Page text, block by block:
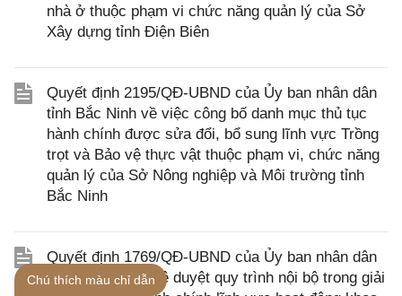
nhà ở thuộc phạm vi chức năng quản lý của Sở
Xây dựng tỉnh Điện Biên
Quyết định 2195/QĐ-UBND của Ủy ban nhân dân
tỉnh Bắc Ninh về việc công bố danh mục thủ tục
hành chính được sửa đổi, bổ sung lĩnh vực Trồng
trọt và Bảo vệ thực vật thuộc phạm vi, chức năng
quản lý của Sở Nông nghiệp và Môi trường tỉnh
Bắc Ninh
Quyết định 1769/QĐ-UBND của Ủy ban nhân dân
tỉnh Điện Biên phê duyệt quy trình nội bộ trong giải
Chú thích màu chỉ dẫn